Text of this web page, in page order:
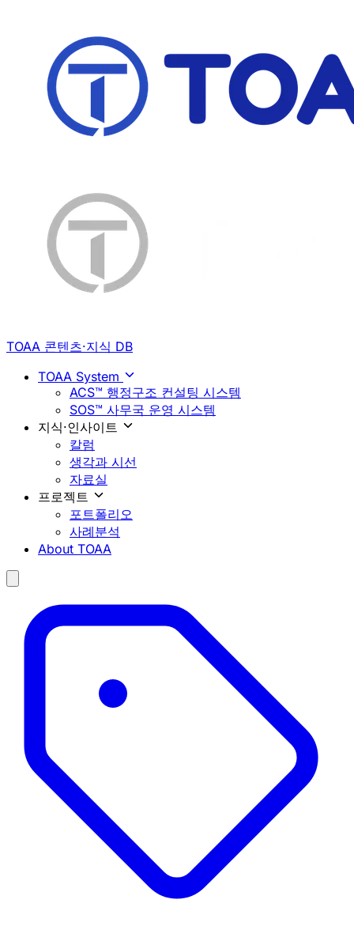
TOAA 콘텐츠·지식 DB
TOAA System
ACS™ 행정구조 컨설팅 시스템
SOS™ 사무국 운영 시스템
지식·인사이트
칼럼
생각과 시선
자료실
프로젝트
포트폴리오
사례분석
About TOAA